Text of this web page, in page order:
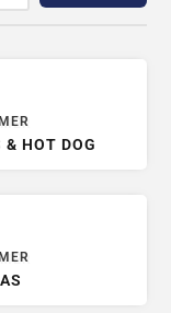
& HOT DOG